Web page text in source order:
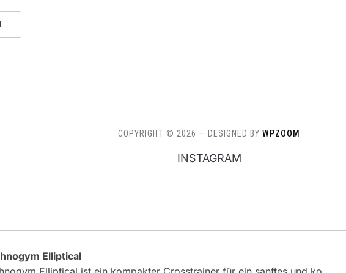
COPYRIGHT © 2026 — DESIGNED BY WPZOOM
INSTAGRAM
Elliptical